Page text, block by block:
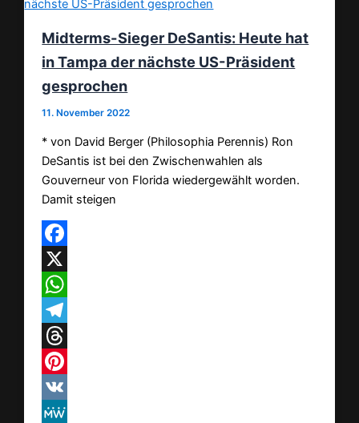
Midterms-Sieger DeSantis: Heute hat
in Tampa der nächste US-Präsident
gesprochen
11. November 2022
* von David Berger (Philosophia Perennis) Ron
DeSantis ist bei den Zwischenwahlen als
Gouverneur von Florida wiedergewählt worden.
Damit steigen
Facebook
X
WhatsApp
Telegram
Threads
Pinterest
VK